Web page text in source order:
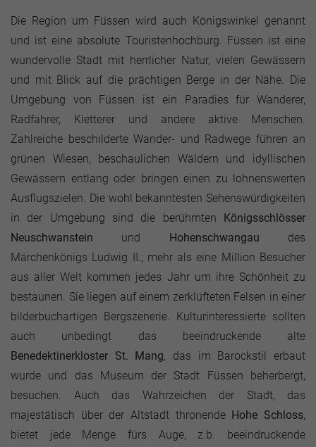
Die Region um Füssen wird auch Königswinkel genannt
und ist eine absolute Touristenhochburg. Füssen ist eine
wundervolle Stadt mit herrlicher Natur, vielen Gewässern
und mit Blick auf die prächtigen Berge in der Nähe. Die
Umgebung von Füssen ist ein Paradies für Wanderer,
Radfahrer, Kletterer und andere aktive Menschen.
Zahlreiche beschilderte Wander- und Radwege führen an
grünen Wiesen, beschaulichen Wäldern und idyllischen
Gewässern entlang oder bringen einen zu lohnenswerten
Ausflugszielen. Die wohl bekanntesten Sehenswürdigkeiten
in der Umgebung sind die berühmten Königsschlösser
Neuschwanstein und Hohenschwangau des
Märchenkönigs Ludwig II.; mehr als eine Million Besucher
aus aller Welt kommen jedes Jahr um ihre Schönheit zu
bestaunen. Sie liegen auf einem zerklüfteten Felsen in einer
bilderbuchartigen Bergszenerie. Kulturinteressierte sollten
auch unbedingt das beeindruckende alte
Benedektinerkloster St. Mang, das im Barockstil erbaut
wurde und das Museum der Stadt Füssen beherbergt,
besuchen. Auch das Wahrzeichen der Stadt, das
majestätisch über der Altstadt thronende Hohe Schloss,
bietet jede Menge fürs Auge, z.b. beeindruckende